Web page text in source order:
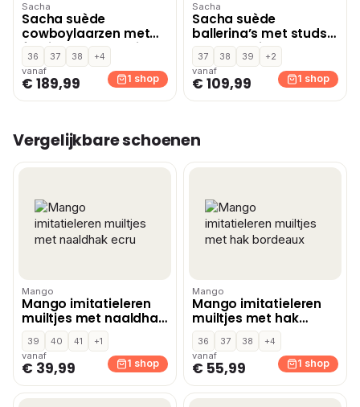
Sacha
Sacha suède
cowboylaarzen met
franjes donkerbruin
36 37 38
+4
vanaf
€ 189,99 1 shop
Sacha
Sacha suède
ballerina’s met studs
donkerbruin
37 38 39
+2
vanaf
€ 109,99 1 shop
Vergelijkbare schoenen
Mango
Mango imitatieleren
muiltjes met naaldhak
ecru
39 40 41
+1
vanaf
€ 39,99 1 shop
Mango
Mango imitatieleren
muiltjes met hak
bordeaux
36 37 38
+4
vanaf
€ 55,99 1 shop